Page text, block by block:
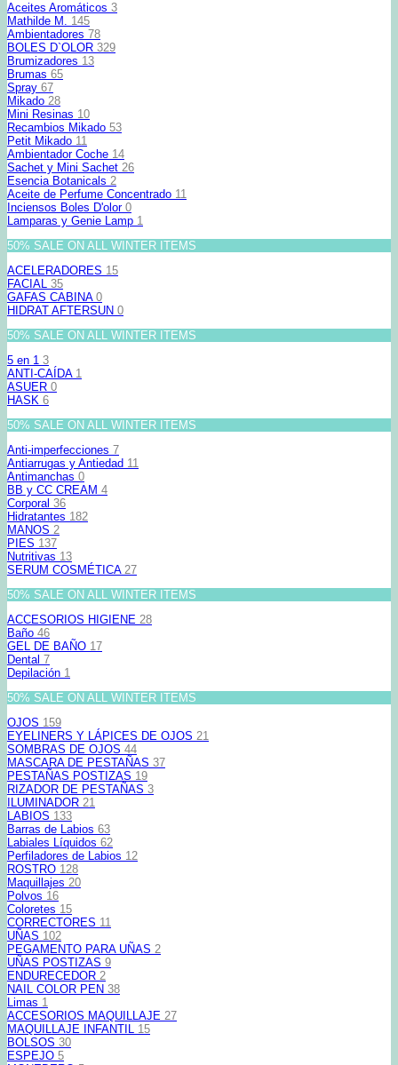
Aceites Aromáticos 3
Mathilde M. 145
Ambientadores 78
BOLES D`OLOR 329
Brumizadores 13
Brumas 65
Spray 67
Mikado 28
Mini Resinas 10
Recambios Mikado 53
Petit Mikado 11
Ambientador Coche 14
Sachet y Mini Sachet 26
Esencia Botanicals 2
Aceite de Perfume Concentrado 11
Inciensos Boles D'olor 0
Lamparas y Genie Lamp 1
50% SALE ON ALL WINTER ITEMS
ACELERADORES 15
FACIAL 35
GAFAS CABINA 0
HIDRAT AFTERSUN 0
50% SALE ON ALL WINTER ITEMS
5 en 1 3
ANTI-CAÍDA 1
ASUER 0
HASK 6
50% SALE ON ALL WINTER ITEMS
Anti-imperfecciones 7
Antiarrugas y Antiedad 11
Antimanchas 0
BB y CC CREAM 4
Corporal 36
Hidratantes 182
MANOS 2
PIES 137
Nutritivas 13
SERUM COSMÉTICA 27
50% SALE ON ALL WINTER ITEMS
ACCESORIOS HIGIENE 28
Baño 46
GEL DE BAÑO 17
Dental 7
Depilación 1
50% SALE ON ALL WINTER ITEMS
OJOS 159
EYELINERS Y LÁPICES DE OJOS 21
SOMBRAS DE OJOS 44
MASCARA DE PESTAÑAS 37
PESTAÑAS POSTIZAS 19
RIZADOR DE PESTAÑAS 3
ILUMINADOR 21
LABIOS 133
Barras de Labios 63
Labiales Líquidos 62
Perfiladores de Labios 12
ROSTRO 128
Maquillajes 20
Polvos 16
Coloretes 15
CORRECTORES 11
UÑAS 102
PEGAMENTO PARA UÑAS 2
UÑAS POSTIZAS 9
ENDURECEDOR 2
NAIL COLOR PEN 38
Limas 1
ACCESORIOS MAQUILLAJE 27
MAQUILLAJE INFANTIL 15
BOLSOS 30
ESPEJO 5